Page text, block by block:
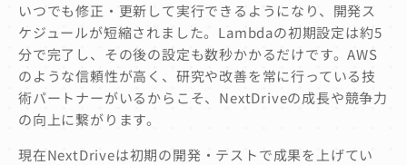
いつでも修正・更新して実行できるようになり、開発ス
ケジュールが短縮されました。Lambdaの初期設定は約5
分で完了し、その後の設定も数秒かかるだけです。AWS
のような信頼性が高く、研究や改善を常に行っている技
術パートナーがいるからこそ、NextDriveの成長や競争力
の向上に繋がります。
現在NextDriveは初期の開発・テストで成果を上げてい